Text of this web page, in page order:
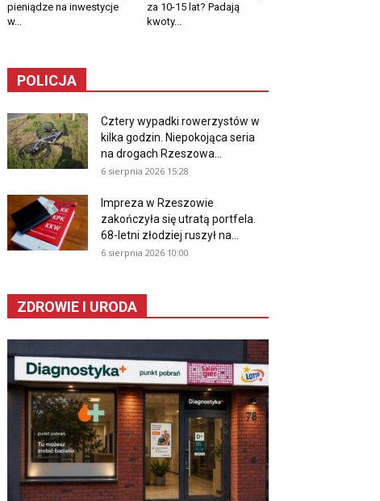
pieniądze na inwestycje
w...
za 10-15 lat? Padają
kwoty...
POLICJA
Cztery wypadki rowerzystów w
kilka godzin. Niepokojąca seria
na drogach Rzeszowa...
6 sierpnia 2026 15:28
Impreza w Rzeszowie
zakończyła się utratą portfela.
68-letni złodziej ruszył na...
6 sierpnia 2026 10:00
ZDROWIE I URODA